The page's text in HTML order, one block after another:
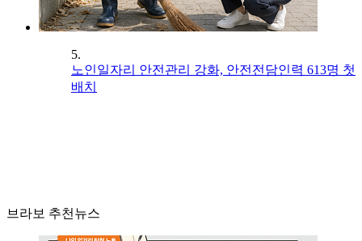
5.
노인일자리 안전관리 강화, 안전전담인력 613명 첫
배치
브라보 추천뉴스